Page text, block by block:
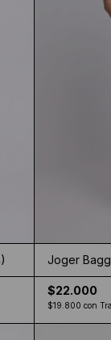
Joger
$22.000
$19.800 con